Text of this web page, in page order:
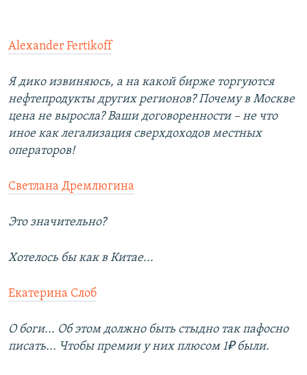
Alexander Fertikoff
Я дико извиняюсь, а на какой бирже торгуются
нефтепродукты других регионов? Почему в Москве
цена не выросла? Ваши договоренности – не что
иное как легализация сверхдоходов местных
операторов!
Светлана Дремлюгина
Это значительно?
Хотелось бы как в Китае...
Екатерина Слоб
О боги... Об этом должно быть стыдно так пафосно
писать... Чтобы премии у них плюсом 1₽ были.